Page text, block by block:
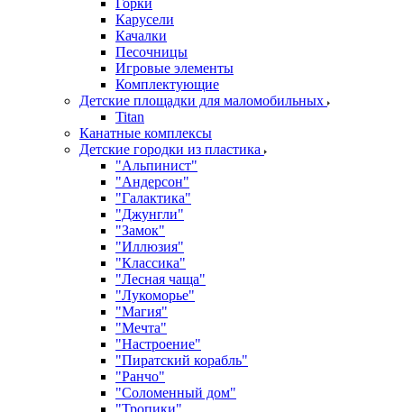
Горки
Карусели
Качалки
Песочницы
Игровые элементы
Комплектующие
Детские площадки для маломобильных
Titan
Канатные комплексы
Детские городки из пластика
"Альпинист"
"Андерсон"
"Галактика"
"Джунгли"
"Замок"
"Иллюзия"
"Классика"
"Лесная чаща"
"Лукоморье"
"Магия"
"Мечта"
"Настроение"
"Пиратский корабль"
"Ранчо"
"Соломенный дом"
"Тропики"